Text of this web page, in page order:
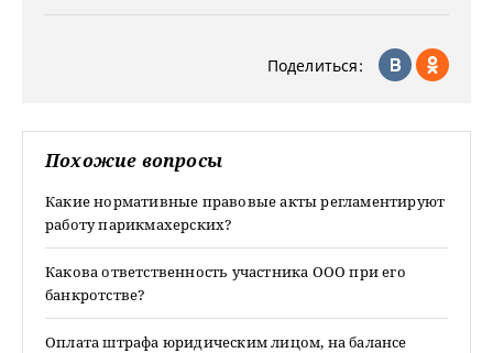
Поделиться:
Похожие вопросы
Какие нормативные правовые акты регламентируют
работу парикмахерских?
Какова ответственность участника ООО при его
банкротстве?
Оплата штрафа юридическим лицом, на балансе